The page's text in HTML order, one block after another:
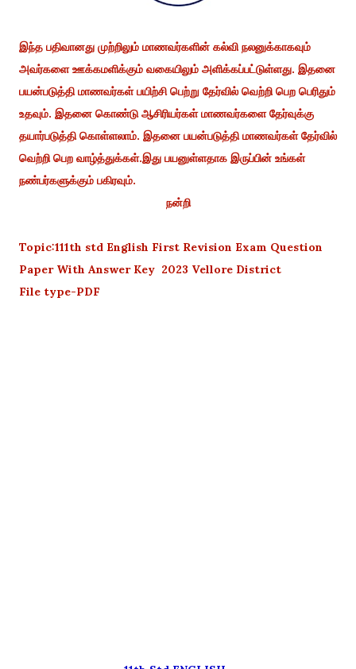
இந்த பதிவானது முற்றிலும் மாணவர்களின் கல்வி நலனுக்காகவும்
அவர்களை ஊக்கமளிக்கும் வகையிலும் அளிக்கப்பட்டுள்ளது. இதனை
பயன்படுத்தி மாணவர்கள் பயிற்சி பெற்று தேர்வில் வெற்றி பெற பெரிதும்
உதவும். இதனை கொண்டு ஆசிரியர்கள் மாணவர்களை தேர்வுக்கு
தயார்படுத்தி கொள்ளலாம். இதனை பயன்படுத்தி மாணவர்கள் தேர்வில்
வெற்றி பெற வாழ்த்துக்கள்.இது பயனுள்ளதாக இருப்பின் உங்கள்
நண்பர்களுக்கும் பகிரவும்.
நன்றி
Topic:111th std English First Revision Exam Question
Paper With Answer Key 2023 Vellore District
File type-PDF